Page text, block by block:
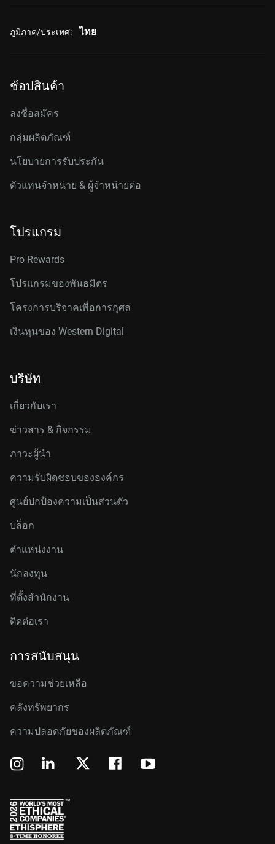
ภูมิภาค/ประเทศ: ไทย
ช้อปสินค้า
ลงชื่อสมัคร
กลุ่มผลิตภัณฑ์
นโยบายการรับประกัน
ตัวแทนจำหน่าย & ผู้จำหน่ายต่อ
โปรแกรม
Pro Rewards
โปรแกรมของพันธมิตร
โครงการบริจาคเพื่อการกุศล
เงินทุนของ Western Digital
บริษัท
เกี่ยวกับเรา
ข่าวสาร & กิจกรรม
ภาวะผู้นำ
ความรับผิดชอบขององค์กร
ศูนย์ปกป้องความเป็นส่วนตัว
บล็อก
ตำแหน่งงาน
นักลงทุน
ที่ตั้งสำนักงาน
ติดต่อเรา
การสนับสนุน
ขอความช่วยเหลือ
คลังทรัพยากร
ความปลอดภัยของผลิตภัณฑ์